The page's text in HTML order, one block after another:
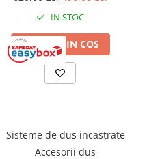
IN STOC
ADAUGA IN COS
Sisteme de dus incastrate
Accesorii dus